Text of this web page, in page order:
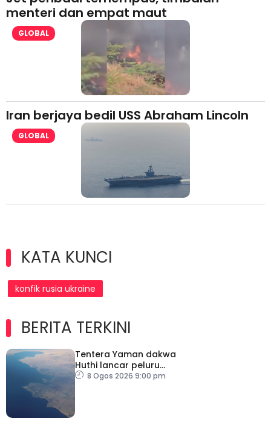
menteri dan empat maut
GLOBAL
Iran berjaya bedil USS Abraham Lincoln
GLOBAL
KATA KUNCI
konfik rusia ukraine
BERITA TERKINI
Tentera Yaman dakwa
Huthi lancar peluru
berpandu ke arah Laut
8 Ogos 2026 9:00 pm